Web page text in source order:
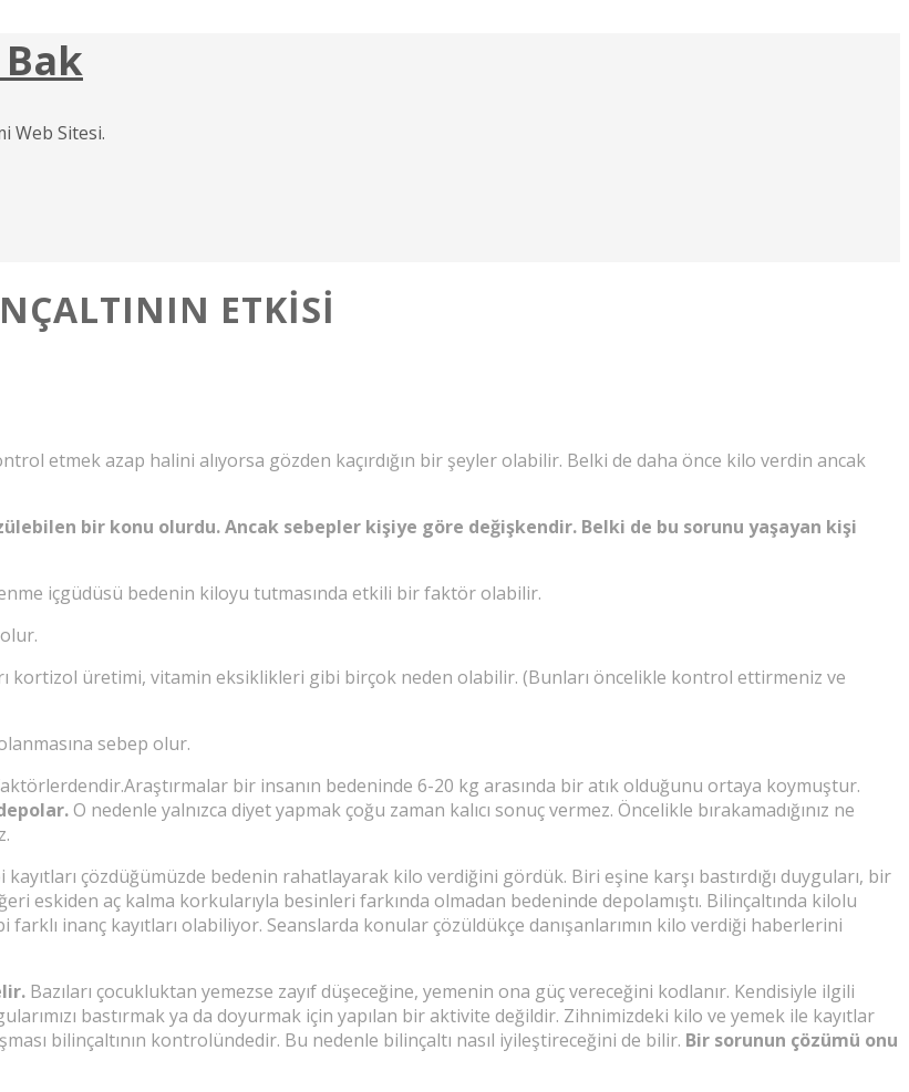
Web Sitesi.
ETKISI
etmek azap halini alıyorsa gözden kaçırdığın bir şeyler olabilir. Belki de daha önce kilo verdin ancak
bir konu olurdu. Ancak sebepler kişiye göre değişkendir. Belki de bu sorunu yaşayan kişi
içgüdüsü bedenin kiloyu tutmasında etkili bir faktör olabilir.
kortizol üretimi, vitamin eksiklikleri gibi birçok neden olabilir. (Bunları öncelikle kontrol ettirmeniz ve
sebep olur.
Araştırmalar bir insanın bedeninde 6-20 kg arasında bir atık olduğunu ortaya koymuştur.
O nedenle yalnızca diyet yapmak çoğu zaman kalıcı sonuç vermez. Öncelikle bırakamadığınız ne
çözdüğümüzde bedenin rahatlayarak kilo verdiğini gördük. Biri eşine karşı bastırdığı duyguları, bir
eskiden aç kalma korkularıyla besinleri farkında olmadan bedeninde depolamıştı. Bilinçaltında kilolu
inanç kayıtları olabiliyor. Seanslarda konular çözüldükçe danışanlarımın kilo verdiği haberlerini
Bazıları çocukluktan yemezse zayıf düşeceğine, yemenin ona güç vereceğini kodlanır. Kendisiyle ilgili
bastırmak ya da doyurmak için yapılan bir aktivite değildir. Zihnimizdeki kilo ve yemek ile kayıtlar
bilinçaltının kontrolündedir. Bu nedenle bilinçaltı nasıl iyileştireceğini de bilir. Bir sorunun çözümü onu